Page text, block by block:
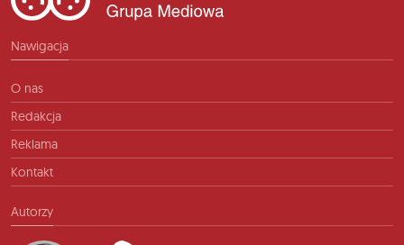
Nawigacja
O nas
Redakcja
Reklama
Kontakt
Autorzy